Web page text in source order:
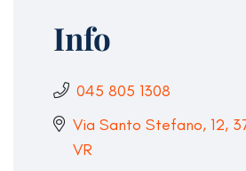
Info
045 805 1308
Via Santo Stefano, 12,
VR